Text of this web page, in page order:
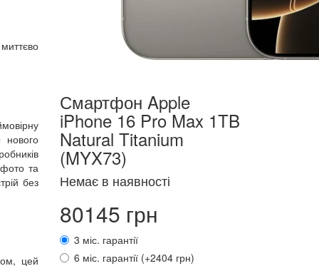
нового
фото та
без
цей
Смартфон Apple
iPhone 16 Pro Max 1TB
Natural Titanium
(MYX73)
Немає в наявності
80145 грн
3 міс. гарантії
6 міс. гарантії (+2404 грн)